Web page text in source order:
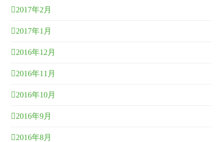
2017年2月
2017年1月
2016年12月
2016年11月
2016年10月
2016年9月
2016年8月